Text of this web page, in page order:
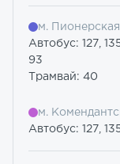
м. Пионерская
Автобус: 127,
93
Трамвай: 40
м.
Автобус: 127,